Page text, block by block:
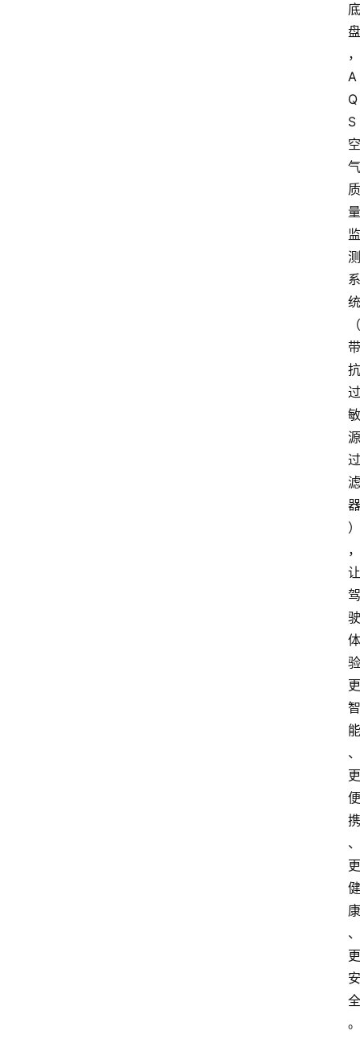
底
盘
，
A
Q
S
空
气
质
量
监
测
系
统
（
带
抗
过
敏
源
过
滤
器
）
，
让
驾
驶
体
验
更
智
能
、
更
便
携
、
更
健
康
、
更
安
全
。